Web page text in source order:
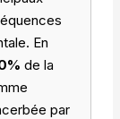
En
de la
par